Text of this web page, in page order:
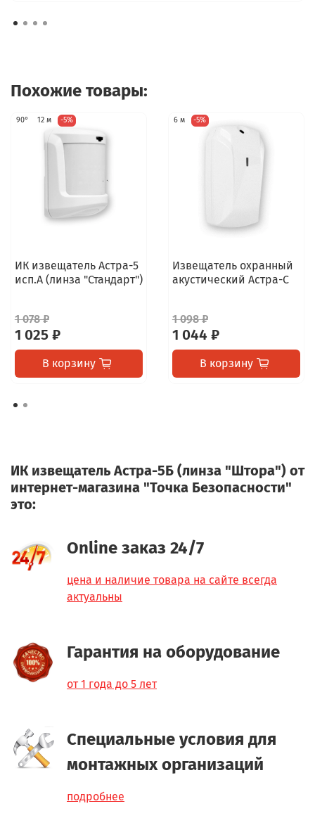
Похожие товары:
90° 12 м -5%
ИК извещатель Астра-5
исп.А (линза "Стандарт")
1 078 ₽
1 025 ₽
В корзину
6 м -5%
Извещатель охранный
акустический Астра-С
1 098 ₽
1 044 ₽
В корзину
ИК извещатель Астра-5Б (линза "Штора") от
интернет-магазина "Точка Безопасности"
это:
Online заказ 24/7
цена и наличие товара на сайте всегда
актуальны
Гарантия на оборудование
от 1 года до 5 лет
Специальные условия для
монтажных организаций
подробнее